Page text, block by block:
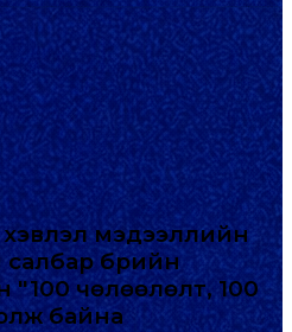
мэдээллийн
бүрийн
"100 чөлөөлөлт, 100
байна